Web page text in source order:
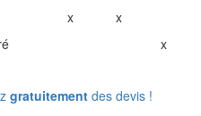
x
x
x
gratuitement des devis !